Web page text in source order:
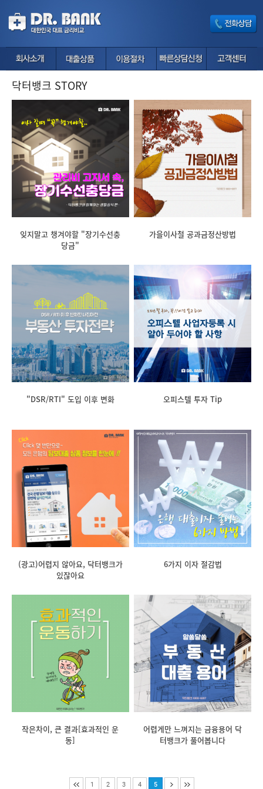
닥터뱅크 STORY
잊지말고 챙겨야할 "장기수선충
당금"
가을이사철 공과금정산방법
"DSR/RTI" 도입 이후 변화 오피스텔 투자 Tip
(광고)어렵지 않아요, 닥터뱅크가
있잖아요
6가지 이자 절감법
작은차이, 큰 결과[효과적인 운
동]
어렵게만 느껴지는 금융용어 닥
터뱅크가 풀어봅니다
1 2 3 4 5